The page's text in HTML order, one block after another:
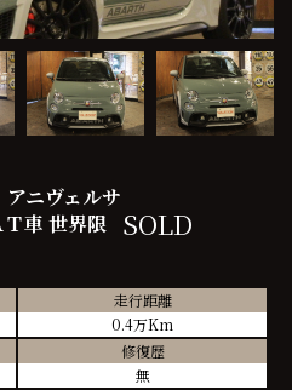
ニヴェルサ
車 世界限
SOLD
走行距離
0.4万Km
修復歴
無